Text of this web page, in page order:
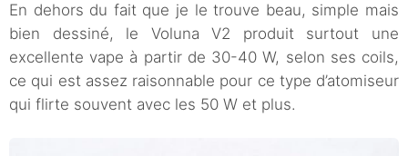
En dehors du fait que je le trouve beau, simple mais
bien dessiné, le Voluna V2 produit surtout une
excellente vape à partir de 30-40 W, selon ses coils,
ce qui est assez raisonnable pour ce type d’atomiseur
qui flirte souvent avec les 50 W et plus.